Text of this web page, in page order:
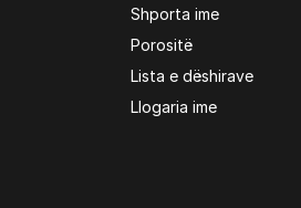
Shporta ime
Porositë
Lista e dëshirave
Llogaria ime